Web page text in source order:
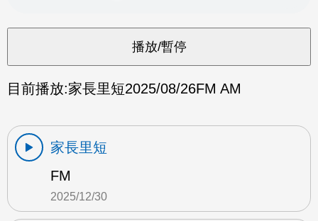
目前播放:家長里短2025/08/26FM AM
家長里短
FM
2025/12/30